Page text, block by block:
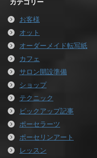
カテゴリー
お客様
オット
オーダーメイド転写紙
カフェ
サロン開設準備
ショップ
テクニック
ピックアップ記事
ポーセラーツ
ポーセリンアート
レッスン